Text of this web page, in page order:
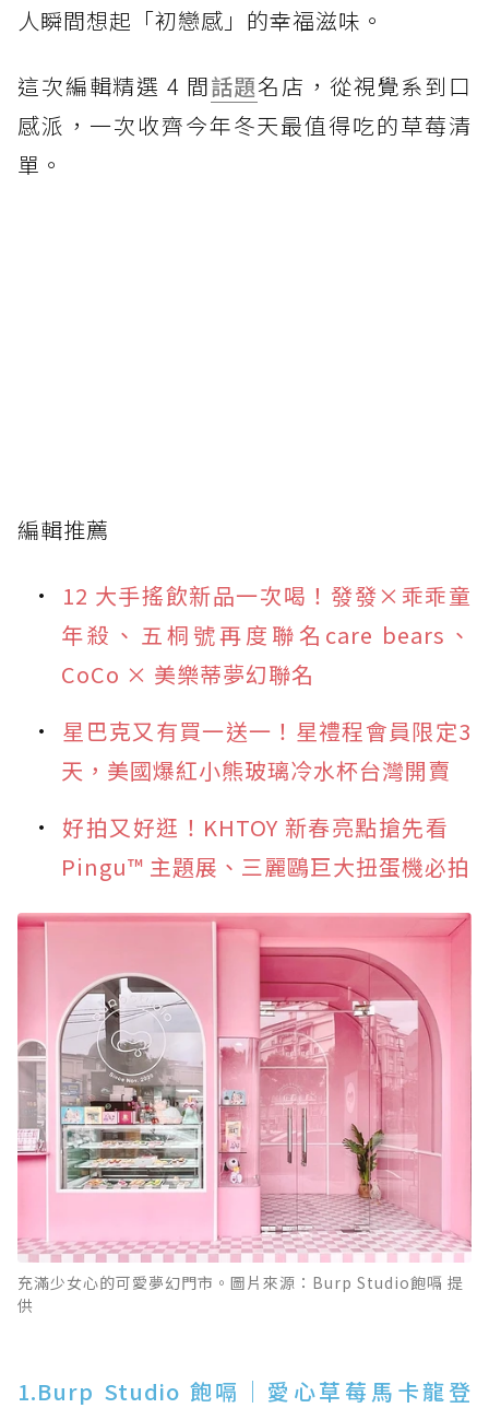
人瞬間想起「初戀感」的幸福滋味。
這次編輯精選 4 間話題名店，從視覺系到口
感派，一次收齊今年冬天最值得吃的草莓清
單。
編輯推薦
12 大手搖飲新品一次喝！發發×乖乖童
年殺、五桐號再度聯名care bears、
CoCo × 美樂蒂夢幻聯名
星巴克又有買一送一！星禮程會員限定3
天，美國爆紅小熊玻璃冷水杯台灣開賣
好拍又好逛！KHTOY 新春亮點搶先看
Pingu™ 主題展、三麗鷗巨大扭蛋機必拍
充滿少女心的可愛夢幻門市。圖片來源：Burp Studio飽嗝 提
供
1.Burp Studio 飽嗝｜愛心草莓馬卡龍登